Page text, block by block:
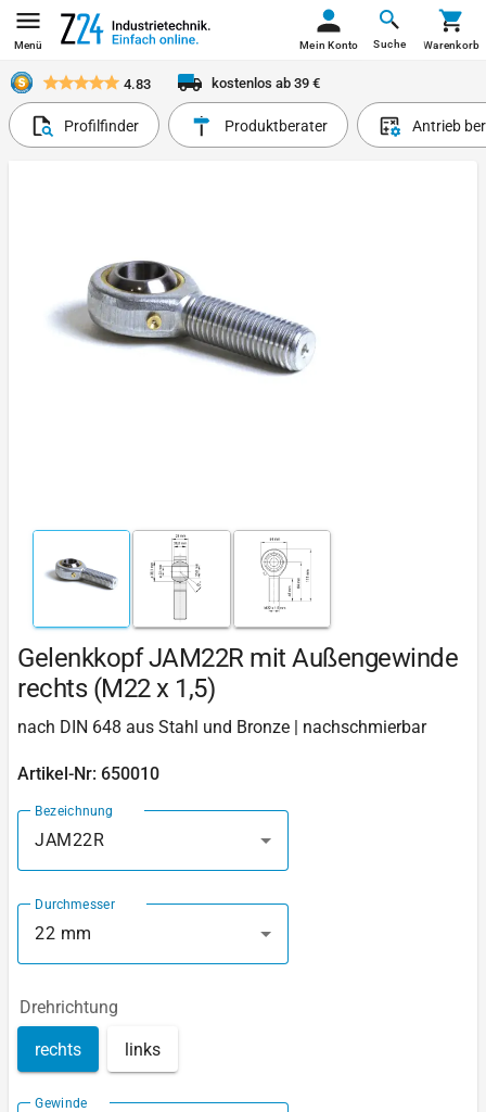
Menü Suche
Mein Konto Warenkorb
4.83 kostenlos ab 39 €
Profilfinder Produktberater Antrieb
Gelenkkopf JAM22R mit Außengewinde
rechts (M22 x 1,5)
nach DIN 648 aus Stahl und Bronze | nachschmierbar
Artikel-Nr: 650010
Bezeichnung
JAM22R
Durchmesser
22 mm
Drehrichtung
rechts links
Gewinde